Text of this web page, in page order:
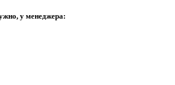
у менеджера: